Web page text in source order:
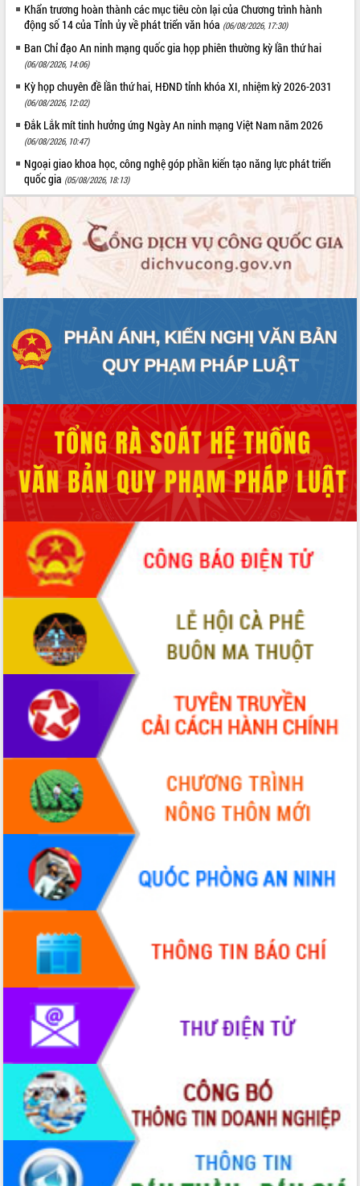
Lắk
giải ngân vốn khắc phục thiên tai
HĐND tỉnh thông qua điều chỉnh Quy
hoạch tỉnh thời kỳ 2021-2030
Hội thảo góp ý hồ sơ điều chỉnh quy
hoạch tỉnh Đắk Lắk thời kỳ 2021-2030,
tầm nhìn đến năm 2050
Nâng cao hiệu quả hoạt động của các
doanh nghiệp nhà nước
Hội nghị triển khai kết nối mạng
truyền số liệu chuyên dùng phục vụ cơ
quan Đảng, Nhà nước
Lễ phát động chuỗi hoạt động chung
tay làm sạch môi trường
Xã Ea Kar bước chuyển mình trong
công tác cải cách hành chính mô hình
UBND tỉnh họp báo định kỳ tháng 4
năm 2026
Hội thảo khoa học “Giải pháp thúc đẩy
Đắk Lắk”
Tăng cường giám sát, đôn đốc thực
hiện nhiệm vụ quản lý tài sản công
hàng tuần
Tháo gỡ những vướng mắc, đẩy mạnh
công tác cải cách thủ tục hành chính
tại Trung tâm Phục vụ hành chính
công tỉnh
Đắk Lắk: Tôn vinh 46 giải pháp tại Hội
thi Sáng tạo Kỹ thuật 2024 - 2025
Đắk Lắk rà soát, điều chỉnh Đề án 190
về phát triển nuôi trồng thủy sản
Phó Chủ tịch UBND tỉnh Đắk Lắk
Trương Công Thái kiểm tra thực địa
Dự án cao tốc Khánh Hòa - Buôn Ma
Định vị cà phê Việt Nam như một “di
sản sống” trong dòng chảy toàn cầu
Xây dựng nông thôn mới: Nâng cao đời
sống người dân từ những mô hình thiết
thực
Quyết liệt tháo gỡ vướng mắc, đẩy
nhanh tiến độ các dự án trọng điểm
trong Khu kinh tế Nam Phú Yên
Hòn Yến phát triển du lịch gắn với bảo
tồn biển
Lấy ý kiến điều chỉnh Quy hoạch tỉnh
Đắk Lắk thời kỳ 2021-2030, tầm nhìn
đến năm 2050
Phát động chiến dịch 30 ngày đêm
giải phóng mặt bằng Tuyến đường bộ
ven biển
Đắk Lắk nỗ lực thúc đẩy tăng trưởng
kinh tế từ 10% trở lên trong Quý
II/2026
Đắk Lắk ký kết thỏa thuận hợp tác về
chuyển đổi số giai đoạn 2026 – 2030
với Tập đoàn Bưu chính Viễn thông
Việt Nam
Thứ trưởng Bộ Y tế làm việc với tỉnh
Đắk Lắk về phát triển nhân lực y tế
cho trạm y tế cấp xã
Du lịch Đắk Lắk nâng tầm trải nghiệm
du khách thông qua Hệ thống cơ sở dữ
liệu và Bản đồ số
Khẩn trương hoàn thành các mục tiêu còn lại của Chương trình hành
động số 14 của Tỉnh ủy về phát triển văn hóa (06/08/2026, 17:30)
Ban Chỉ đạo An ninh mạng quốc gia họp phiên thường kỳ lần thứ hai
(06/08/2026, 14:06)
Kỳ họp chuyên đề lần thứ hai, HĐND tỉnh khóa XI, nhiệm kỳ 2026-2031
(06/08/2026, 12:02)
Đắk Lắk mít tinh hưởng ứng Ngày An ninh mạng Việt Nam năm 2026
(06/08/2026, 10:47)
Ngoại giao khoa học, công nghệ góp phần kiến tạo năng lực phát triển
quốc gia (05/08/2026, 18:13)